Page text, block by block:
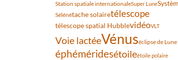
Station spatiale internationaleSuper Lune
Sélénétache solairetélescope
télescope spatial HubblevidéoVLT
Voie lactéeVénuséclipse de Lune
éphéméridesétoileétoile polaire